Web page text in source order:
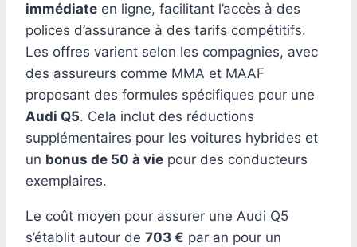
immédiate en ligne, facilitant l’accès à des
polices d’assurance à des tarifs compétitifs.
Les offres varient selon les compagnies, avec
des assureurs comme MMA et MAAF
proposant des formules spécifiques pour une
Audi Q5. Cela inclut des réductions
supplémentaires pour les voitures hybrides et
un bonus de 50 à vie pour des conducteurs
exemplaires.
Le coût moyen pour assurer une Audi Q5
s’établit autour de 703 € par an pour un